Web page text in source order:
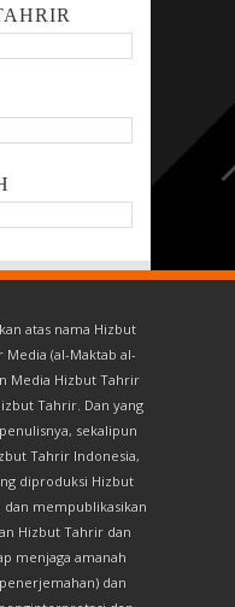
atas nama Hizbut
Media (al-Maktab al-
Media Hizbut Tahrir
Tahrir. Dan yang
sekalipun
Tahrir Indonesia,
diproduksi Hizbut
mempublikasikan
Hizbut Tahrir dan
menjaga amanah
dan